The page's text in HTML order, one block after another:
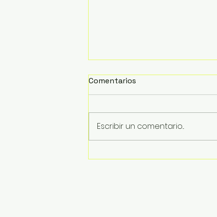
Comentarios
Escribir un comentario...